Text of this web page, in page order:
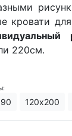
кровати
220см.
120х200